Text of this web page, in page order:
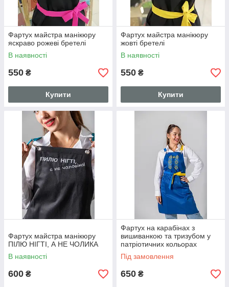
Фартух майстра манікюру
яскраво рожеві бретелі
В наявності
550 ₴
Купити
Фартух майстра манікюру
жовті бретелі
В наявності
550 ₴
Купити
Фартух майстра манікюру
ПІЛЮ НІГТІ, А НЕ ЧОЛИКА
В наявності
600 ₴
Фартух на карабінах з
вишиванкою та тризубом у
патріотичних кольорах
Під замовлення
650 ₴